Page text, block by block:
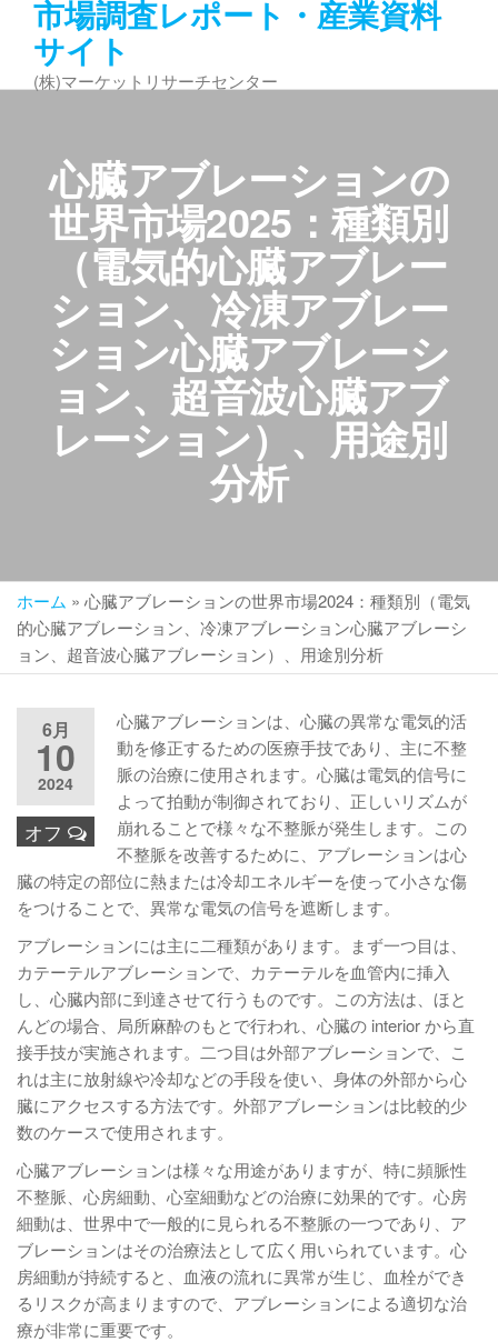
ン
市場調査レポート・産業資料
サイト
(株)マーケットリサーチセンター
心臓アブレーションの
世界市場2025：種類別
（電気的心臓アブレー
ション、冷凍アブレー
ション心臓アブレーシ
ョン、超音波心臓アブ
レーション）、用途別
分析
ホーム » 心臓アブレーションの世界市場2024：種類別（電気
的心臓アブレーション、冷凍アブレーション心臓アブレーシ
ョン、超音波心臓アブレーション）、用途別分析
6月
10
2024
オフ
心臓アブレーションは、心臓の異常な電気的活
動を修正するための医療手技であり、主に不整
脈の治療に使用されます。心臓は電気的信号に
よって拍動が制御されており、正しいリズムが
崩れることで様々な不整脈が発生します。この
不整脈を改善するために、アブレーションは心
臓の特定の部位に熱または冷却エネルギーを使って小さな傷
をつけることで、異常な電気の信号を遮断します。
アブレーションには主に二種類があります。まず一つ目は、
カテーテルアブレーションで、カテーテルを血管内に挿入
し、心臓内部に到達させて行うものです。この方法は、ほと
んどの場合、局所麻酔のもとで行われ、心臓の interior から直
接手技が実施されます。二つ目は外部アブレーションで、こ
れは主に放射線や冷却などの手段を使い、身体の外部から心
臓にアクセスする方法です。外部アブレーションは比較的少
数のケースで使用されます。
心臓アブレーションは様々な用途がありますが、特に頻脈性
不整脈、心房細動、心室細動などの治療に効果的です。心房
細動は、世界中で一般的に見られる不整脈の一つであり、ア
ブレーションはその治療法として広く用いられています。心
房細動が持続すると、血液の流れに異常が生じ、血栓ができ
るリスクが高まりますので、アブレーションによる適切な治
療が非常に重要です。